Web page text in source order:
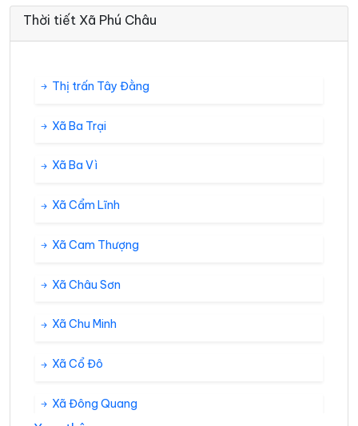
Thời tiết Xã Phú Châu
Thị trấn Tây Đằng
Xã Ba Trại
Xã Ba Vì
Xã Cẩm Lĩnh
Xã Cam Thượng
Xã Châu Sơn
Xã Chu Minh
Xã Cổ Đô
Xã Đông Quang